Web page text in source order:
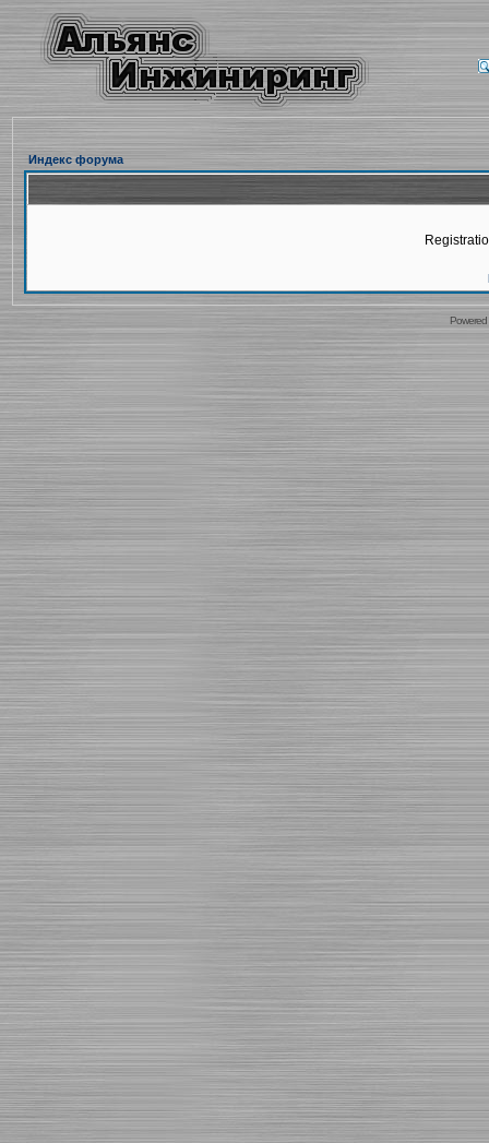
Индекс форума